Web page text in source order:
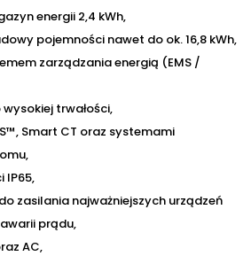
energii 2,4 kWh,
pojemności nawet do ok. 16,8 kWh,
zarządzania energią (EMS /
wysokiej trwałości,
Smart CT oraz systemami
IP65,
zasilania najważniejszych urządzeń
prądu,
AC,